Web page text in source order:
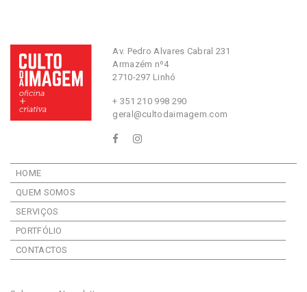
Av. Pedro Alvares Cabral 231
Armazém nº4
2710-297 Linhó
+ 351 210 998 290
geral@cultodaimagem.com
HOME
QUEM SOMOS
SERVIÇOS
PORTFÓLIO
CONTACTOS